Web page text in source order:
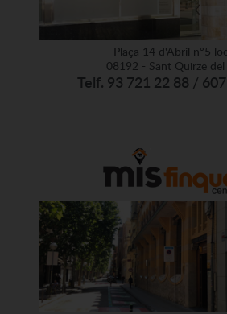
Plaça 14 d'Abril nº5
08192 - Sant Quirze del
Telf. 93 721 22 88 /